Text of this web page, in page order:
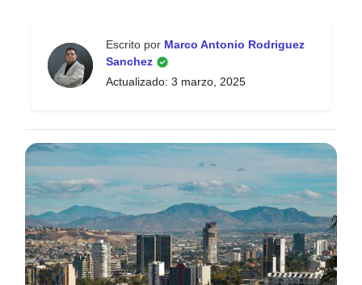
Escrito por Marco Antonio Rodriguez
Sanchez
Actualizado: 3 marzo, 2025